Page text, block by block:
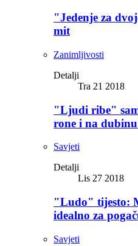
"Jedenje za
mit
Zanimljivosti
Detalji
Tra 21 2018
"Ljudi ribe"
rone i na
Savjeti
Detalji
Lis 27 2018
"Ludo" tijesto:
idealno za
Savjeti